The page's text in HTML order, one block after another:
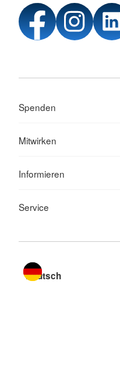
Spenden
Mitwirken
Informieren
Service
Sprache wechseln zu